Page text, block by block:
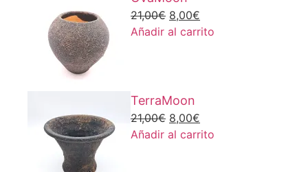
21,00€ El
precio
8,00€
precio
Añadir al carrito
TerraMoon
21,00€ El
precio
8,00€
precio
Añadir al carrito